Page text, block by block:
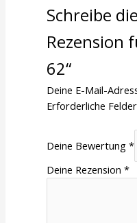
Schreibe
Rezension
62“
Deine E-Mail-
Erforderliche
Deine Bewertung*
Deine Rezension*